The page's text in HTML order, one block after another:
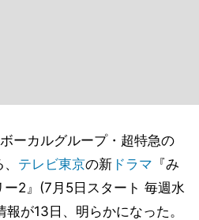
ーカルグループ・超特急の
テレビ東京の新 ドラマ 『み
2』(7月5日スタート 毎週水
が13日、明らかになった。